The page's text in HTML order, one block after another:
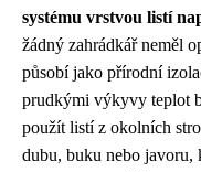
systému vrstvou listí
žádný zahrádkář neměl
působí jako přírodní
prudkými výkyvy teplot
použít listí z okolních
dubu, buku nebo javoru,